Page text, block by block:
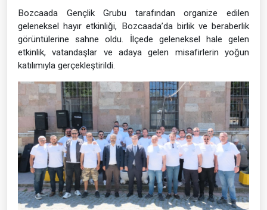
Bozcaada Gençlik Grubu tarafından organize edilen
geleneksel hayır etkinliği, Bozcaada’da birlik ve beraberlik
görüntülerine sahne oldu. İlçede geleneksel hale gelen
etkinlik, vatandaşlar ve adaya gelen misafirlerin yoğun
katılımıyla gerçekleştirildi.